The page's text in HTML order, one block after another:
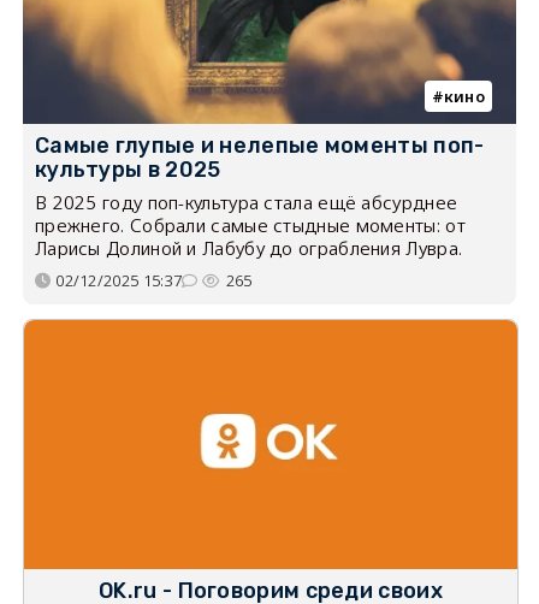
кино
Самые глупые и нелепые моменты поп-
культуры в 2025
В 2025 году поп-культура стала ещё абсурднее
прежнего. Собрали самые стыдные моменты: от
Ларисы Долиной и Лабубу до ограбления Лувра.
02/12/2025 15:37 265
OK.ru - Поговорим среди своих